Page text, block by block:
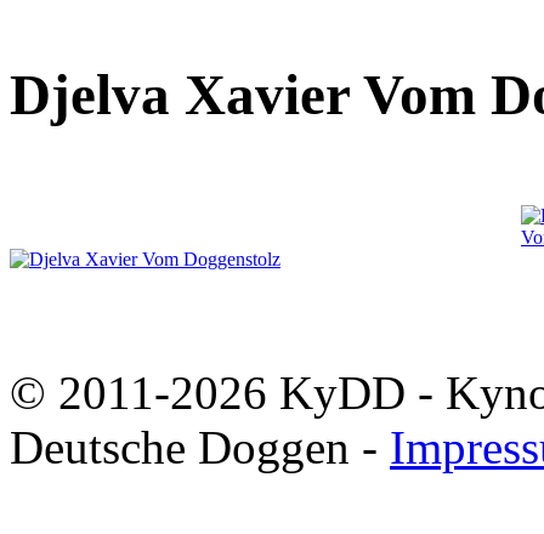
Djelva Xavier Vom
© 2011-2026 KyDD -
Deutsche Doggen -